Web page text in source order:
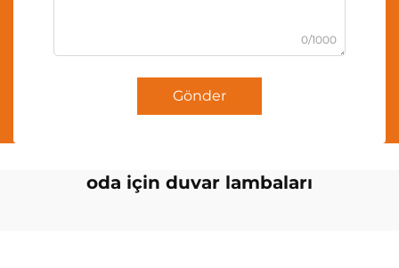
0/1000
Gönder
oda için duvar lambaları